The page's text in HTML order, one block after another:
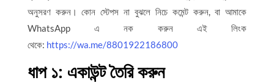
অনুসরণ করুন। কোন স্টেপস না বুঝলে নিচে কমেন্ট করুন, বা আমাকে
WhatsApp এ নক করুন এই লিংক
থেকে: https://wa.me/8801922186800
ধাপ ১: একাউন্ট তৈরি করুন